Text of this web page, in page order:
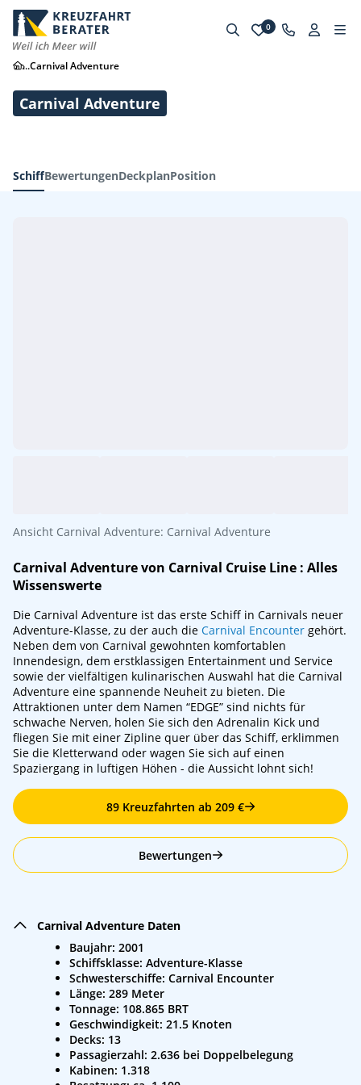
0
...Carnival Adventure
Carnival Adventure
SchiffBewertungenDeckplanPosition
Ansicht Carnival Adventure: Carnival Adventure
Carnival Adventure von Carnival Cruise Line : Alles
Wissenswerte
Die Carnival Adventure ist das erste Schiff in Carnivals neuer
Adventure-Klasse, zu der auch die Carnival Encounter gehört.
Neben dem von Carnival gewohnten komfortablen
Innendesign, dem erstklassigen Entertainment und Service
sowie der vielfältigen kulinarischen Auswahl hat die Carnival
Adventure eine spannende Neuheit zu bieten. Die
Attraktionen unter dem Namen “EDGE” sind nichts für
schwache Nerven, holen Sie sich den Adrenalin Kick und
fliegen Sie mit einer Zipline quer über das Schiff, erklimmen
Sie die Kletterwand oder wagen Sie sich auf einen
Spaziergang in luftigen Höhen - die Aussicht lohnt sich!
89 Kreuzfahrten ab 209 €
Bewertungen
Carnival Adventure Daten
Baujahr: 2001
Schiffsklasse: Adventure-Klasse
Schwesterschiffe: Carnival Encounter
Länge: 289 Meter
Tonnage: 108.865 BRT
Geschwindigkeit: 21.5 Knoten
Decks: 13
Passagierzahl: 2.636 bei Doppelbelegung
Kabinen: 1.318